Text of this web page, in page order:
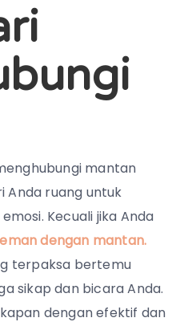
mantan
Anda ruang untuk
Kecuali jika Anda
dengan mantan.
terpaksa bertemu
sikap dan bicara Anda.
dengan efektif dan